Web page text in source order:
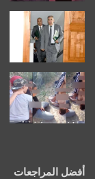
أفضل المراجعات